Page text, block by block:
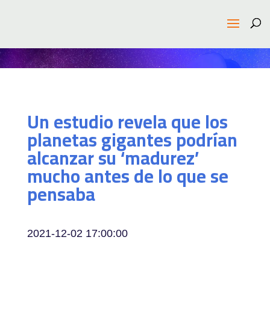
Un estudio revela que los
planetas gigantes podrían
alcanzar su ‘madurez’
mucho antes de lo que se
pensaba
2021-12-02 17:00:00